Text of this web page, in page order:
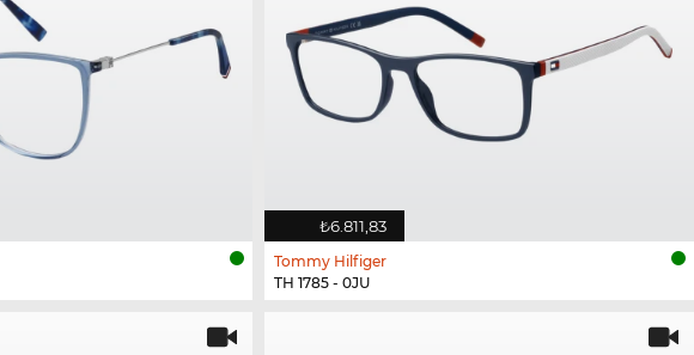
₺6.811,83
Tommy Hilfiger
TH 1785 - 0JU